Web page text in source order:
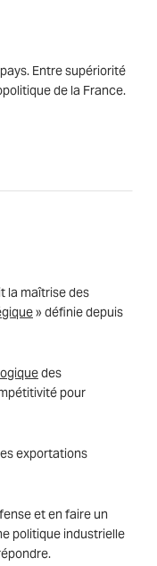
Entre supériorité
de la France.
la maîtrise des
» définie depuis
des
pour
exportations
et en faire un
politique industrielle